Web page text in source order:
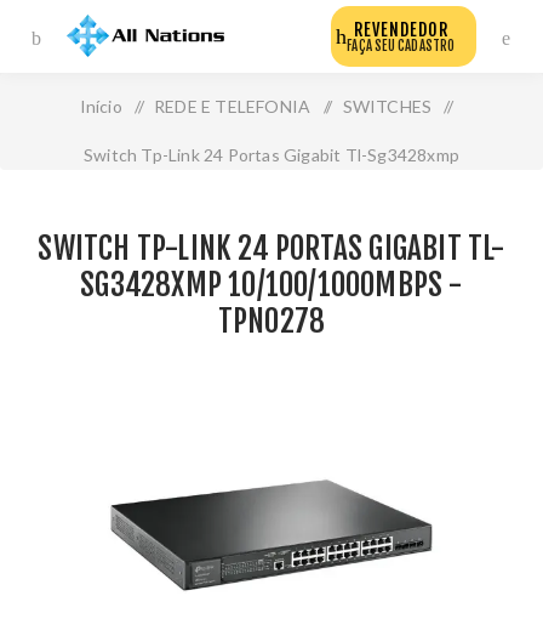
REVENDEDOR
FAÇA SEU CADASTRO
Início / REDE E TELEFONIA / SWITCHES /
Switch Tp-Link 24 Portas Gigabit Tl-Sg3428xmp
SWITCH TP-LINK 24 PORTAS GIGABIT TL-
SG3428XMP 10/100/1000MBPS -
TPN0278